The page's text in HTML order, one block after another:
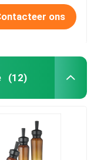
ons
(12)